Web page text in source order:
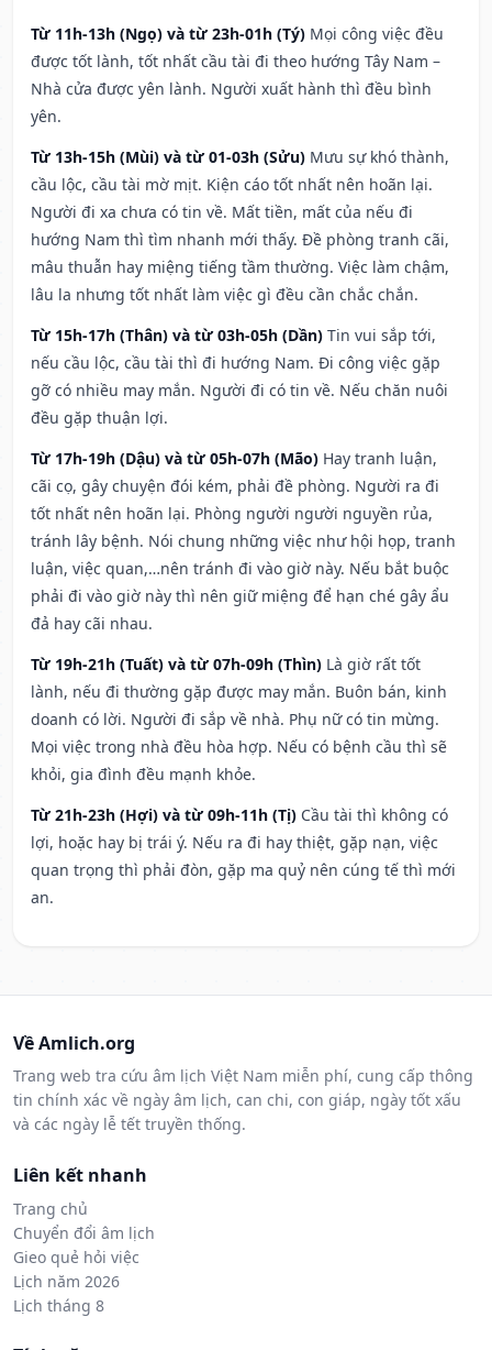
Từ 11h-13h (Ngọ) và từ 23h-01h (Tý) Mọi công việc đều
được tốt lành, tốt nhất cầu tài đi theo hướng Tây Nam –
Nhà cửa được yên lành. Người xuất hành thì đều bình
yên.
Từ 13h-15h (Mùi) và từ 01-03h (Sửu) Mưu sự khó thành,
cầu lộc, cầu tài mờ mịt. Kiện cáo tốt nhất nên hoãn lại.
Người đi xa chưa có tin về. Mất tiền, mất của nếu đi
hướng Nam thì tìm nhanh mới thấy. Đề phòng tranh cãi,
mâu thuẫn hay miệng tiếng tầm thường. Việc làm chậm,
lâu la nhưng tốt nhất làm việc gì đều cần chắc chắn.
Từ 15h-17h (Thân) và từ 03h-05h (Dần) Tin vui sắp tới,
nếu cầu lộc, cầu tài thì đi hướng Nam. Đi công việc gặp
gỡ có nhiều may mắn. Người đi có tin về. Nếu chăn nuôi
đều gặp thuận lợi.
Từ 17h-19h (Dậu) và từ 05h-07h (Mão) Hay tranh luận,
cãi cọ, gây chuyện đói kém, phải đề phòng. Người ra đi
tốt nhất nên hoãn lại. Phòng người người nguyền rủa,
tránh lây bệnh. Nói chung những việc như hội họp, tranh
luận, việc quan,…nên tránh đi vào giờ này. Nếu bắt buộc
phải đi vào giờ này thì nên giữ miệng để hạn ché gây ẩu
đả hay cãi nhau.
Từ 19h-21h (Tuất) và từ 07h-09h (Thìn) Là giờ rất tốt
lành, nếu đi thường gặp được may mắn. Buôn bán, kinh
doanh có lời. Người đi sắp về nhà. Phụ nữ có tin mừng.
Mọi việc trong nhà đều hòa hợp. Nếu có bệnh cầu thì sẽ
khỏi, gia đình đều mạnh khỏe.
Từ 21h-23h (Hợi) và từ 09h-11h (Tị) Cầu tài thì không có
lợi, hoặc hay bị trái ý. Nếu ra đi hay thiệt, gặp nạn, việc
quan trọng thì phải đòn, gặp ma quỷ nên cúng tế thì mới
an.
Về Amlich.org
Trang web tra cứu âm lịch Việt Nam miễn phí, cung cấp thông
tin chính xác về ngày âm lịch, can chi, con giáp, ngày tốt xấu
và các ngày lễ tết truyền thống.
Liên kết nhanh
Trang chủ
Chuyển đổi âm lịch
Gieo quẻ hỏi việc
Lịch năm 2026
Lịch tháng 8